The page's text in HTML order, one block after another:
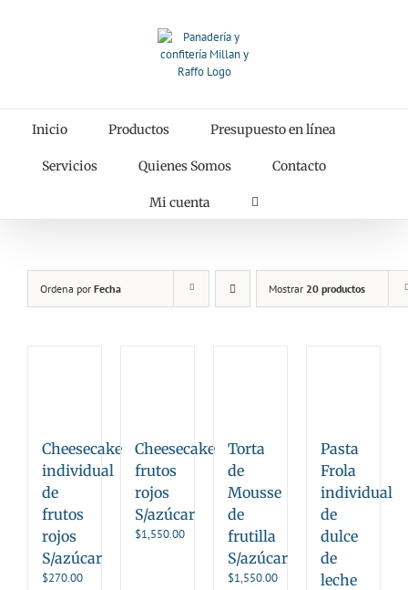
Inicio Productos Presupuesto en línea
Servicios Quienes Somos Contacto
Mi cuenta
Ordena por Fecha Mostrar 20 productos
Cheesecake
individual
de
frutos
rojos
S/azúcar
$270.00
Cheesecake
frutos
rojos
S/azúcar
$1,550.00
Torta
de
Mousse
de
frutilla
S/azúcar
$1,550.00
Pasta
Frola
individual
de
dulce
de
leche